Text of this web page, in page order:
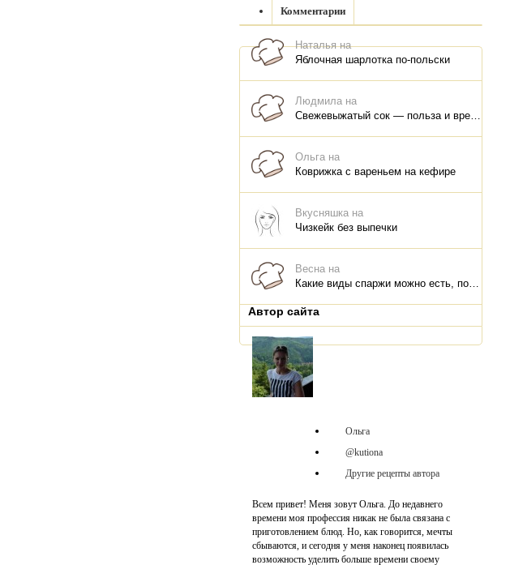
Комментарии
Наталья на
Яблочная шарлотка по-польски
Людмила на
Свежевыжатый сок — польза и вред, как правильно пить, как хранить
Ольга на
Коврижка с вареньем на кефире
Вкусняшка на
Чизкейк без выпечки
Весна на
Какие виды спаржи можно есть, польза для организма, что и как приготовить
Автор сайта
Ольга
@kutiona
Другие рецепты автора
Всем привет! Меня зовут Ольга. До недавнего
времени моя профессия никак не была связана с
приготовлением блюд. Но, как говорится, мечты
сбываются, и сегодня у меня наконец появилась
возможность уделить больше времени своему